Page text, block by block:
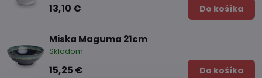
13,10 € Do košíka
Miska Maguma 21cm
Skladom
15,25 € Do košíka